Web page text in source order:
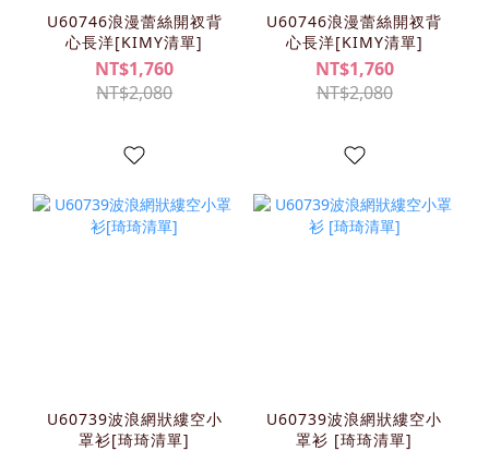
U60746浪漫蕾絲開衩背
心長洋[KIMY清單]
NT$1,760
NT$2,080
U60746浪漫蕾絲開衩背
心長洋[KIMY清單]
NT$1,760
NT$2,080
U60739波浪網狀縷空小
罩衫[琦琦清單]
U60739波浪網狀縷空小
罩衫 [琦琦清單]